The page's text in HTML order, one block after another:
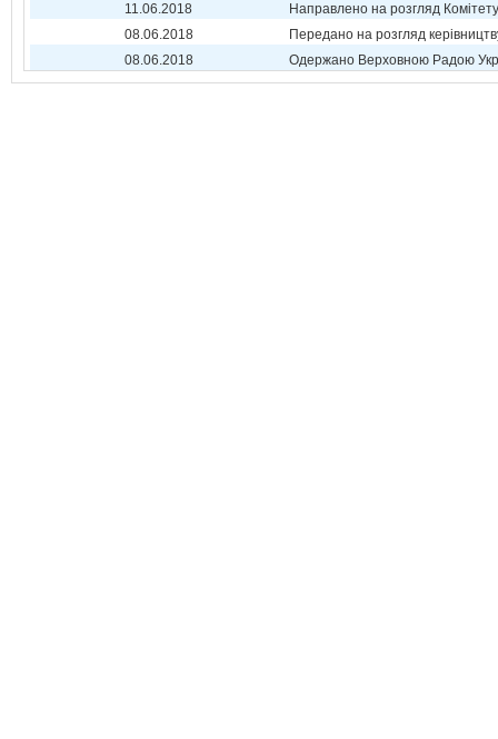
11.06.2018
Направлено на розгляд Комітету
08.06.2018
Передано на розгляд
08.06.2018
Одержано Верховною Радою